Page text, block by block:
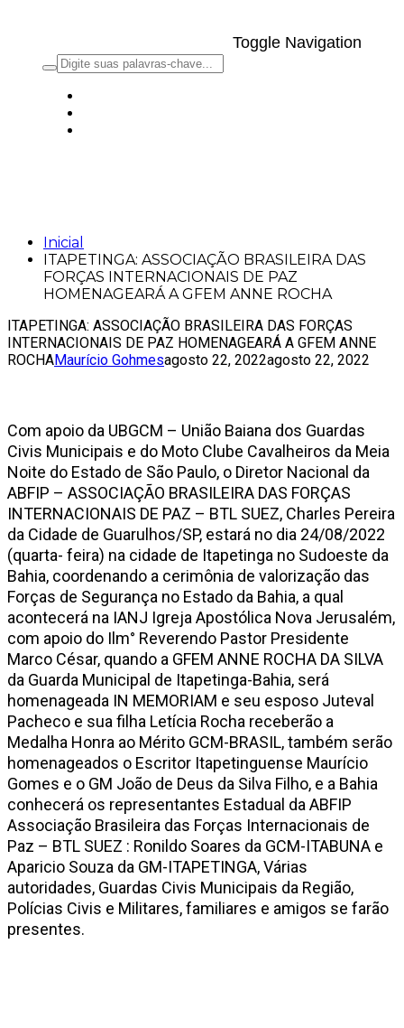
Toggle Navigation
Inicial
ITAPETINGA: ASSOCIAÇÃO BRASILEIRA DAS
FORÇAS INTERNACIONAIS DE PAZ
HOMENAGEARÁ A GFEM ANNE ROCHA
ITAPETINGA: ASSOCIAÇÃO BRASILEIRA DAS FORÇAS
INTERNACIONAIS DE PAZ HOMENAGEARÁ A GFEM ANNE
ROCHAMaurício Gohmesagosto 22, 2022agosto 22, 2022
Com apoio da UBGCM – União Baiana dos Guardas
Civis Municipais e do Moto Clube Cavalheiros da Meia
Noite do Estado de São Paulo, o Diretor Nacional da
ABFIP – ASSOCIAÇÃO BRASILEIRA DAS FORÇAS
INTERNACIONAIS DE PAZ – BTL SUEZ, Charles Pereira
da Cidade de Guarulhos/SP, estará no dia 24/08/2022
(quarta- feira) na cidade de Itapetinga no Sudoeste da
Bahia, coordenando a cerimônia de valorização das
Forças de Segurança no Estado da Bahia, a qual
acontecerá na IANJ Igreja Apostólica Nova Jerusalém,
com apoio do Ilm° Reverendo Pastor Presidente
Marco César, quando a GFEM ANNE ROCHA DA SILVA
da Guarda Municipal de Itapetinga-Bahia, será
homenageada IN MEMORIAM e seu esposo Juteval
Pacheco e sua filha Letícia Rocha receberão a
Medalha Honra ao Mérito GCM-BRASIL, também serão
homenageados o Escritor Itapetinguense Maurício
Gomes e o GM João de Deus da Silva Filho, e a Bahia
conhecerá os representantes Estadual da ABFIP
Associação Brasileira das Forças Internacionais de
Paz – BTL SUEZ : Ronildo Soares da GCM-ITABUNA e
Aparicio Souza da GM-ITAPETINGA, Várias
autoridades, Guardas Civis Municipais da Região,
Polícias Civis e Militares, familiares e amigos se farão
presentes.